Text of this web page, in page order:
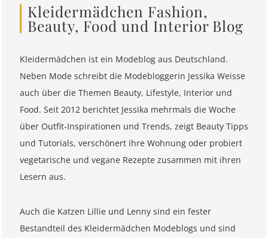
Kleidermädchen Fashion,
Beauty, Food und Interior Blog
Kleidermädchen ist ein Modeblog aus Deutschland.
Neben Mode schreibt die Modebloggerin Jessika Weisse
auch über die Themen Beauty, Lifestyle, Interior und
Food. Seit 2012 berichtet Jessika mehrmals die Woche
über Outfit-Inspirationen und Trends, zeigt Beauty Tipps
und Tutorials, verschönert ihre Wohnung oder probiert
vegetarische und vegane Rezepte zusammen mit ihren
Lesern aus.
Auch die Katzen Lillie und Lenny sind ein fester
Bestandteil des Kleidermädchen Modeblogs und sind